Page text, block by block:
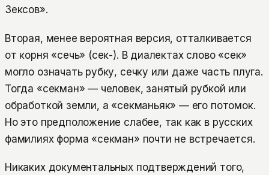
Зексов».
Вторая, менее вероятная версия, отталкивается
от корня «сечь» (сек-). В диалектах слово «сек»
могло означать рубку, сечку или даже часть плуга.
Тогда «секман» — человек, занятый рубкой или
обработкой земли, а «секманьяк» — его потомок.
Но это предположение слабее, так как в русских
фамилиях форма «секман» почти не встречается.
Никаких документальных подтверждений того,